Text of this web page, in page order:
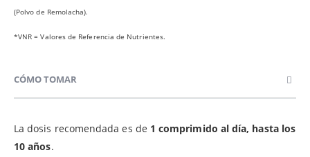
(Polvo de Remolacha).
*VNR = Valores de Referencia de Nutrientes.
CÓMO TOMAR
La dosis recomendada es de 1 comprimido al día, hasta los
10 años.